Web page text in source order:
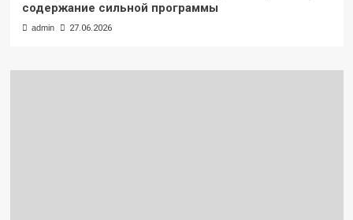
содержание сильной программы
admin 27.06.2026